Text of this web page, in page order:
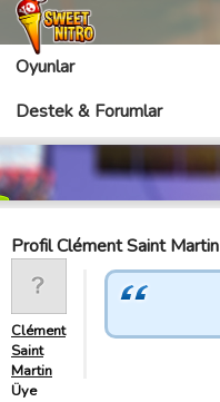
Oyunlar
Destek & Forumlar
Profil Clément Saint Martin
Clément
Saint
Martin
Üye